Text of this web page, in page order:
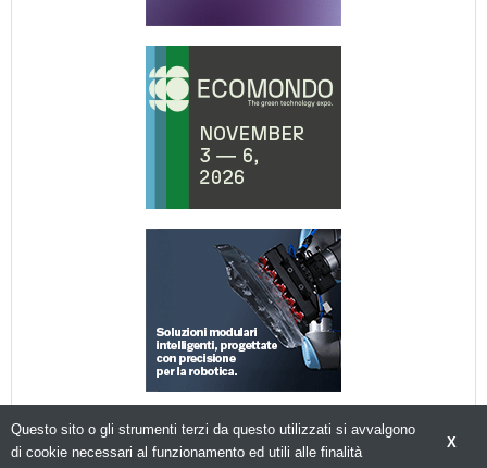
X
Questo sito o gli strumenti terzi da questo utilizzati si avvalgono
di cookie necessari al funzionamento ed utili alle finalità